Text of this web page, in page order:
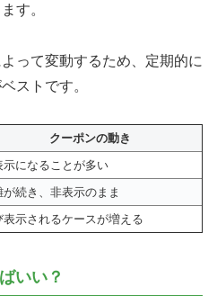
す。
って変動するため、定期的に
ストです。
クーポンの動き
示になることが多い
が続き、非表示のまま
表示されるケースが増える
いい？